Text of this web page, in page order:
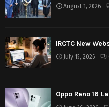
August 1, 2026
IRCTC New
July 15, 2026
Oppo Reno 16